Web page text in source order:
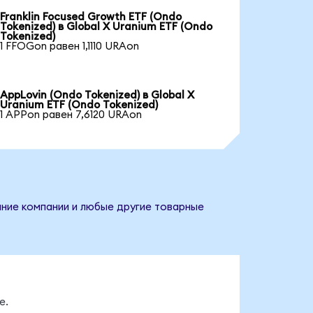
Franklin Focused Growth ETF (Ondo
Tokenized) в Global X Uranium ETF (Ondo
Tokenized)
1 FFOGon равен 1,1110 URAon
AppLovin (Ondo Tokenized) в Global X
Uranium ETF (Ondo Tokenized)
1 APPon равен 7,6120 URAon
компании и любые другие товарные